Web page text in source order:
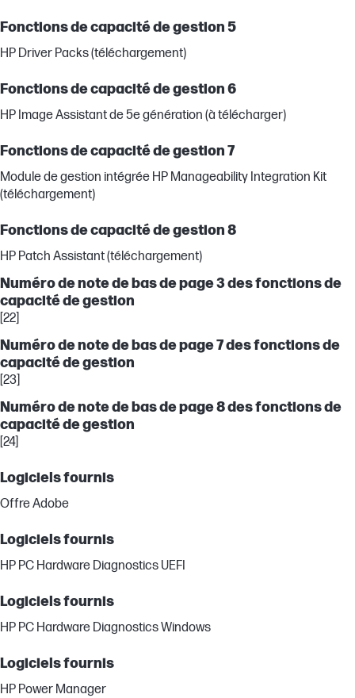
Fonctions de capacité de gestion 5
HP Driver Packs (téléchargement)
Fonctions de capacité de gestion 6
HP Image Assistant de 5e génération (à télécharger)
Fonctions de capacité de gestion 7
Module de gestion intégrée HP Manageability Integration Kit
(téléchargement)
Fonctions de capacité de gestion 8
HP Patch Assistant (téléchargement)
Numéro de note de bas de page 3 des fonctions de
capacité de gestion
[22]
Numéro de note de bas de page 7 des fonctions de
capacité de gestion
[23]
Numéro de note de bas de page 8 des fonctions de
capacité de gestion
[24]
Logiciels fournis
Offre Adobe
Logiciels fournis
HP PC Hardware Diagnostics UEFI
Logiciels fournis
HP PC Hardware Diagnostics Windows
Logiciels fournis
HP Power Manager